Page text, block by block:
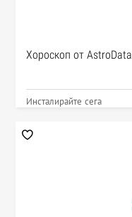
Хороскоп от AstroData
Инсталирайте сега